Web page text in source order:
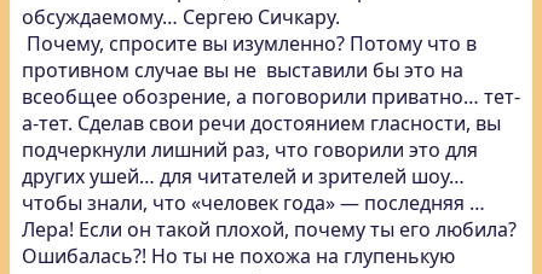
обсуждаемому… Сергею Сичкару.
Почему, спросите вы изумленно? Потому что в
противном случае вы не выставили бы это на
всеобщее обозрение, а поговорили приватно… тет-
а-тет. Сделав свои речи достоянием гласности, вы
подчеркнули лишний раз, что говорили это для
других ушей… для читателей и зрителей шоу…
чтобы знали, что «человек года» — последняя …
Лера! Если он такой плохой, почему ты его любила?
Ошибалась?! Но ты не похожа на глупенькую